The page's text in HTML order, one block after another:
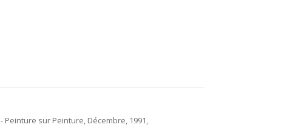
- Peinture sur Peinture, Décembre, 1991,